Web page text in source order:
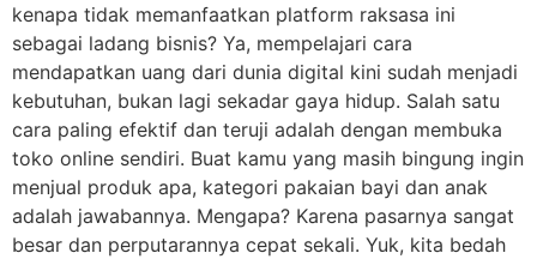
kenapa tidak memanfaatkan platform raksasa ini
sebagai ladang bisnis? Ya, mempelajari cara
mendapatkan uang dari dunia digital kini sudah menjadi
kebutuhan, bukan lagi sekadar gaya hidup. Salah satu
cara paling efektif dan teruji adalah dengan membuka
toko online sendiri. Buat kamu yang masih bingung ingin
menjual produk apa, kategori pakaian bayi dan anak
adalah jawabannya. Mengapa? Karena pasarnya sangat
besar dan perputarannya cepat sekali. Yuk, kita bedah